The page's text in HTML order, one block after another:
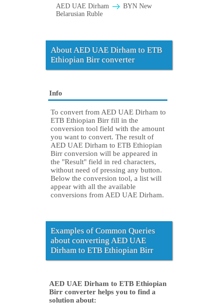
AED UAE Dirham
BYN New
Belarusian Ruble
About AED UAE Dirham to ETB
Ethiopian Birr converter
Info
To convert from AED UAE Dirham to
ETB Ethiopian Birr fill in the
conversion tool field with the amount
you want to convert. The result of
AED UAE Dirham to ETB Ethiopian
Birr conversion will be appeared in
the "Result" field in red characters,
without need of pressing any button.
Below the conversion tool, a list will
appear with all the available
conversions from AED UAE Dirham.
Examples of Common Queries
about converting AED UAE
Dirham to ETB Ethiopian Birr
AED UAE Dirham to ETB Ethiopian
Birr converter helps you to find a
solution about: